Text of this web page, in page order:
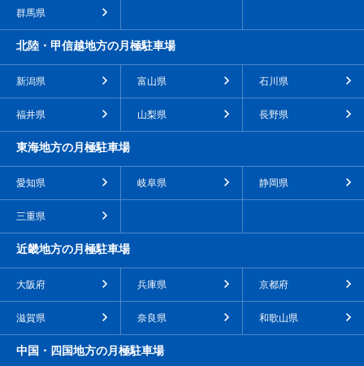
群馬県
北陸・甲信越地方の月極駐車場
新潟県 富山県 石川県
福井県 山梨県 長野県
東海地方の月極駐車場
愛知県 岐阜県 静岡県
三重県
近畿地方の月極駐車場
大阪府 兵庫県 京都府
滋賀県 奈良県 和歌山県
中国・四国地方の月極駐車場